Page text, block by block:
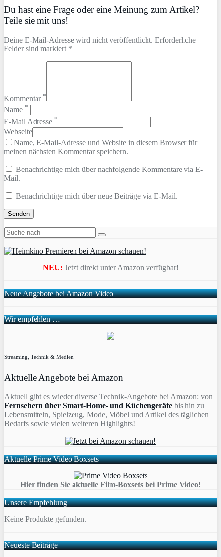
Du hast eine Frage oder eine Meinung zum Artikel?
Teile sie mit uns!
Deine E-Mail-Adresse wird nicht veröffentlicht. Erforderliche
Felder sind markiert *
Kommentar *
Name *
E-Mail Adresse *
Webseite
Name, E-Mail-Adresse und Website in diesem Browser für
meinen nächsten Kommentar speichern.
Benachrichtige mich über nachfolgende Kommentare via E-
Mail.
Benachrichtige mich über neue Beiträge via E-Mail.
NEU: Jetzt direkt unter Amazon verfügbar!
Neue Angebote bei Amazon Video
Wir empfehlen …
Streaming, Technik & Medien
Aktuelle Angebote bei Amazon
Aktuell gibt es wieder diverse Technik-Angebote bei Amazon: von
Fernsehern über Smart-Home- und Küchengeräte bis hin zu
Lebensmitteln, Spielzeug, Mode, Möbel und Artikel des täglichen
Bedarfs sowie vielen weiteren Highlights!
Aktuelle Prime Video Boxsets
Hier finden Sie aktuelle Film-Boxsets bei Prime Video!
Unsere Empfehlung
Keine Produkte gefunden.
Neueste Beiträge